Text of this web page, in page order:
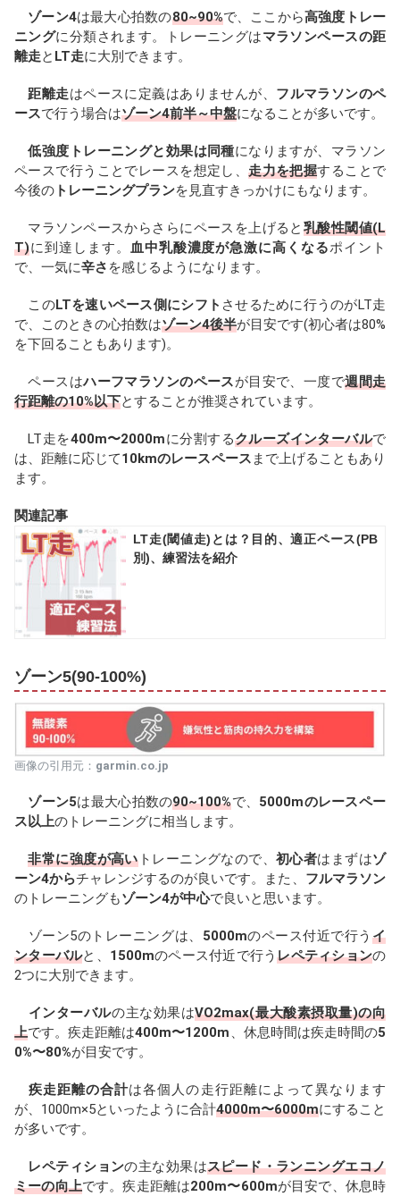
ゾーン4は最大心拍数の80~90%で、ここから高強度トレー
ニングに分類されます。トレーニングはマラソンペースの距
離走と LT走に大別できます。
距離走はペースに定義はありませんが、 フルマラソンのペ
ースで行う場合はゾーン4前半～中盤になることが多いです。
低強度トレーニングと効果は同種になりますが、マラソン
ペースで行うことでレースを想定し、走力を把握することで
今後の トレーニングプランを見直すきっかけにもなります。
マラソンペースからさらにペースを上げると 乳酸性閾値(L
T)に到達します。 血中乳酸濃度が急激に高くなるポイント
で、一気に辛さ を感じるようになります。
このLTを速いペース側にシフト させるために行うのがLT走
で、このときの心拍数はゾーン4後半が目安です(初心者は80%
を下回ることもあります)。
ペースはハーフマラソンのペースが目安で、一度で週間走
行距離の10%以下とすることが推奨されています。
LT走を400m〜2000mに分割するクルーズインターバルで
は、距離に応じて10kmのレースペース まで上げることもあり
ます。
関連記事
LT走(閾値走)とは？目的、適正ペース(PB
別)、練習法を紹介
ゾーン5(90-100%)
画像の引用元： garmin.co.jp
ゾーン5は最大心拍数の90~100%で、 5000mのレースペー
ス以上のトレーニングに相当します。
非常に強度が高いトレーニングなので、初心者はまずはゾ
ーン4からチャレンジするのが良いです。また、 フルマラソン
のトレーニングもゾーン4が中心で良いと思います。
ゾーン5のトレーニングは、 5000mのペース付近で行うイ
ンターバルと、 1500mのペース付近で行うレペティションの
2つに大別できます。
インターバルの主な効果はVO2max(最大酸素摂取量)の向
上です。疾走距離は400m〜1200m 、休息時間は疾走時間の5
0%〜80%が目安です。
疾走距離の合計は各個人の走行距離によって異なります
が、1000m×5といったように合計4000m〜6000mにすること
が多いです。
レペティションの主な効果はスピード・ランニングエコノ
ミーの向上です。疾走距離は200m〜600mが目安で、休息時